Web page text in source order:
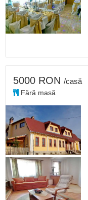
5000 RON /casă
Fără masă